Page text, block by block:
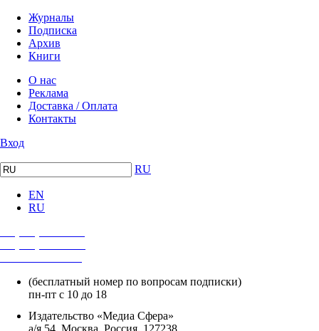
Журналы
Подписка
Архив
Книги
О нас
Реклама
Доставка / Оплата
Контакты
Вход
RU
EN
RU
(бесплатный номер по вопросам подписки)
пн-пт с 10 до 18
Издательство «Медиа Сфера»
а/я 54, Москва, Россия, 127238